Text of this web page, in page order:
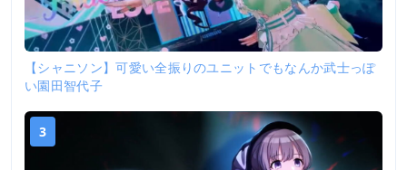
【シャニソン】可愛い全振りのユニットでもなんか武士っぽ
い園田智代子
3